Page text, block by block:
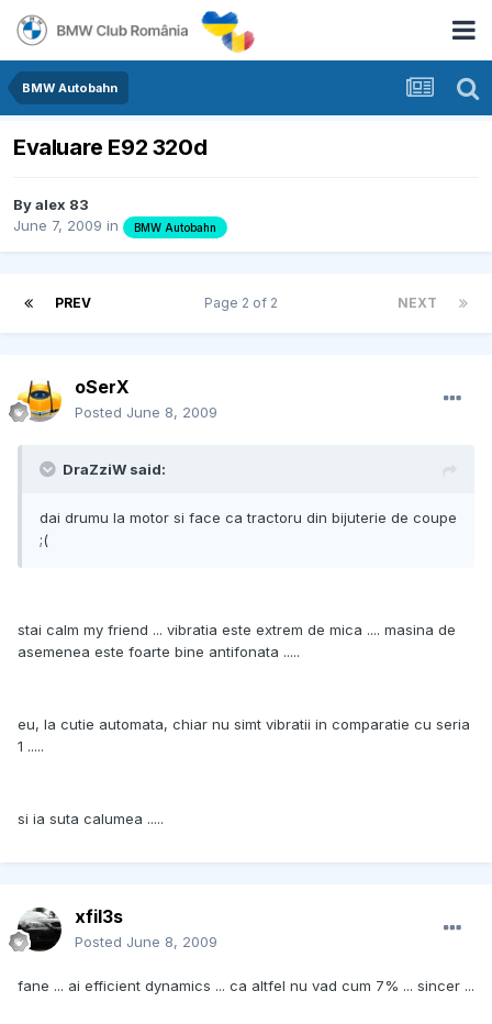
BMW Autobahn
Evaluare E92 320d
Byalex 83
June 7, 2009 in BMW Autobahn
PREV NEXT
Page 2 of 2
oSerX
Posted June 8, 2009
DraZziW said:
dai drumu la motor si face ca tractoru din bijuterie de coupe
;(
stai calm my friend ... vibratia este extrem de mica .... masina de
asemenea este foarte bine antifonata .....
eu, la cutie automata, chiar nu simt vibratii in comparatie cu seria
1 .....
si ia suta calumea .....
xfil3s
Posted June 8, 2009
fane ... ai efficient dynamics ... ca altfel nu vad cum 7% ... sincer ...